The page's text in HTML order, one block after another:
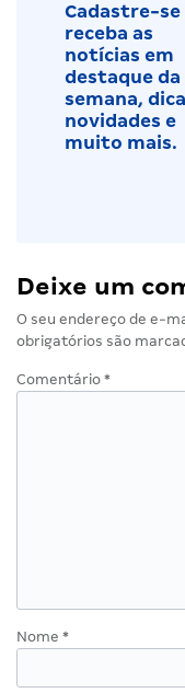
Cadastre-se
receba as
notícias em
destaque da
semana,
novidades e
muito mais.
Deixe um
O seu endereço de e-
obrigatórios são
Comentário *
Nome *